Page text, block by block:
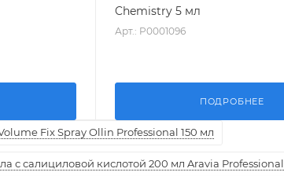
Chemistry 5 мл
Арт.: P0001096
ПОДРОБНЕЕ
Fix Spray Ollin Professional 150 мл
с салициловой кислотой 200 мл Aravia Professional